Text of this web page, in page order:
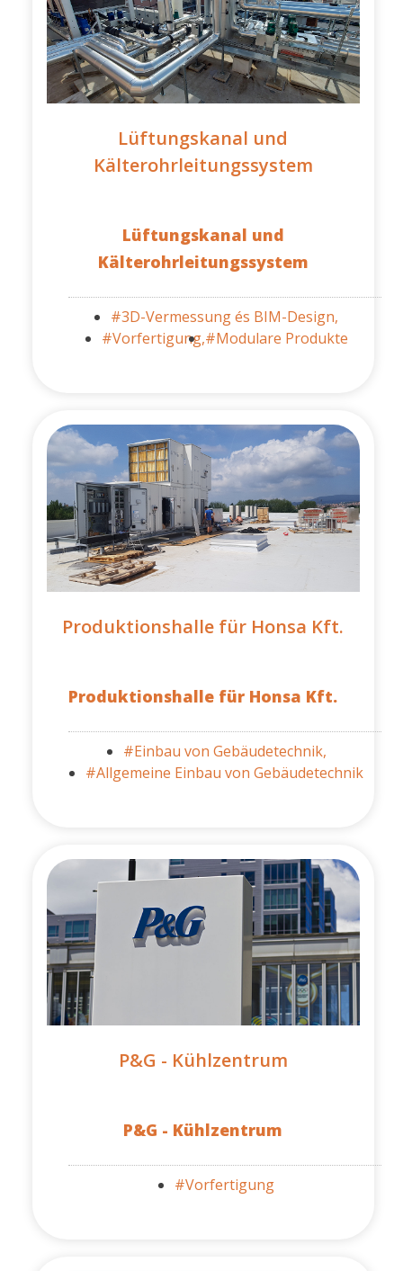
Lüftungskanal und
Kälterohrleitungssystem
Lüftungskanal und
Kälterohrleitungssystem
#3D-Vermessung és BIM-Design,
#Vorfertigung,#Modulare Produkte
Produktionshalle für Honsa Kft.
Produktionshalle für Honsa Kft.
#Einbau von Gebäudetechnik,
#Allgemeine Einbau von Gebäudetechnik
P&G - Kühlzentrum
P&G - Kühlzentrum
#Vorfertigung